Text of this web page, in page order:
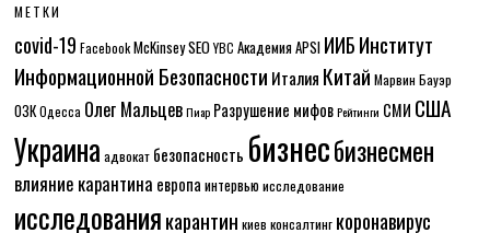
МЕТКИ
covid-19 Facebook McKinseySEO YBC Академия APSI ИИБИнститут
Информационной Безопасности Италия Китай Марвин Бауэр
ОЗК Одесса Олег Мальцев Пиар Разрушение мифов Рейтинги СМИ США
Украина адвокат безопасность бизнесбизнесмен
влияние карантина европа интервьюисследование
исследованиякарантин киев консалтинг коронавирус